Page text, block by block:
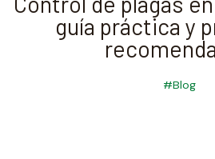
guía práctica y
#Blog